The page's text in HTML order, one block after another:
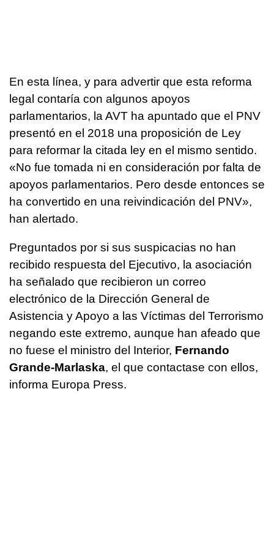
En esta línea, y para advertir que esta reforma
legal contaría con algunos apoyos
parlamentarios, la AVT ha apuntado que el PNV
presentó en el 2018 una proposición de Ley
para reformar la citada ley en el mismo sentido.
«No fue tomada ni en consideración por falta de
apoyos parlamentarios. Pero desde entonces se
ha convertido en una reivindicación del PNV»,
han alertado.
Preguntados por si sus suspicacias no han
recibido respuesta del Ejecutivo, la asociación
ha señalado que recibieron un correo
electrónico de la Dirección General de
Asistencia y Apoyo a las Víctimas del Terrorismo
negando este extremo, aunque han afeado que
no fuese el ministro del Interior, Fernando
Grande-Marlaska, el que contactase con ellos,
informa Europa Press.